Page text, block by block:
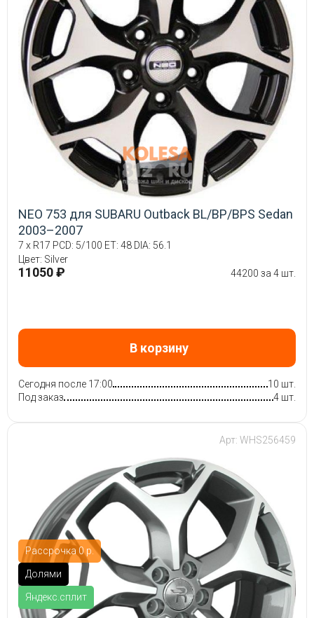
NEO 753 для SUBARU Outback BL/BP/BPS Sedan
2003–2007
7 x R17 PCD: 5/100 ET: 48 DIA: 56.1
Цвет: Silver
11050 ₽ 44200 за 4 шт.
В корзину
Сегодня после 17:00
10 шт.
Под заказ
4 шт.
Рассрочка 0 р.
Долями
Яндекс.сплит
Арт: WHS256459